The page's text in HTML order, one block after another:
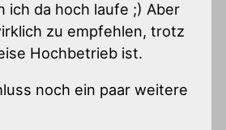
ich da hoch laufe ;) Aber
zu empfehlen, trotz
Hochbetrieb ist.
noch ein paar weitere